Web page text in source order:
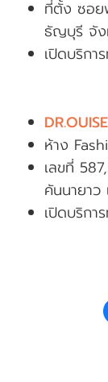
ที่ตั้ง ซอย
ธัญบุรี จัง
เปิดบริกา
ห้าง
เลขที่
คันนายาว
เปิดบริกา